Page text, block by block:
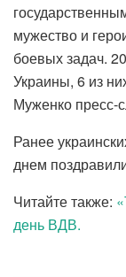
мужество и
боевых задач.
Украины, 6 из
Муженко пресс-
Ранее
днем
Читайте также:
день ВДВ.